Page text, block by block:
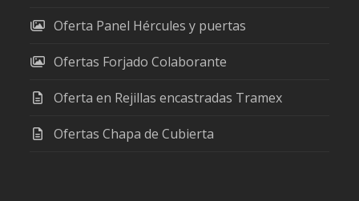
Oferta Panel Hércules y puertas
Ofertas Forjado Colaborante
Oferta en Rejillas encastradas Tramex
Ofertas Chapa de Cubierta